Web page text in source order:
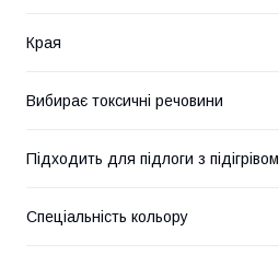
Края
Вибирає токсичні речовини
Підходить для підлоги з підігрівом
Спеціальність кольору